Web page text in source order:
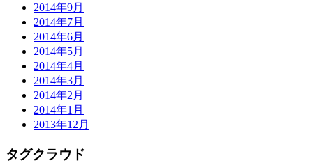
2014年9月
2014年7月
2014年6月
2014年5月
2014年4月
2014年3月
2014年2月
2014年1月
2013年12月
タグクラウド